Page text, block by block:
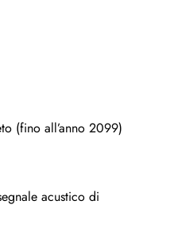
(fino all’anno 2099)
acustico di